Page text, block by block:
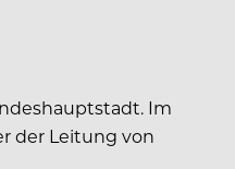
Im
der Leitung von